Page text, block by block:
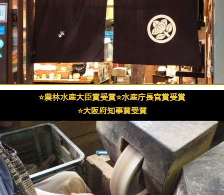
⭐️農林水産大臣賞受賞⭐️水産庁長官賞受賞
⭐️大阪府知事賞受賞